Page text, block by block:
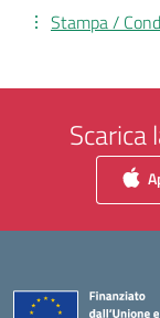
Stampa /
Scarica